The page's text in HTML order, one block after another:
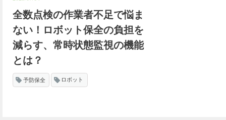
全数点検の作業者不足で悩ま
ない！ロボット保全の負担を
減らす、常時状態監視の機能
とは？
予防保全 ロボット